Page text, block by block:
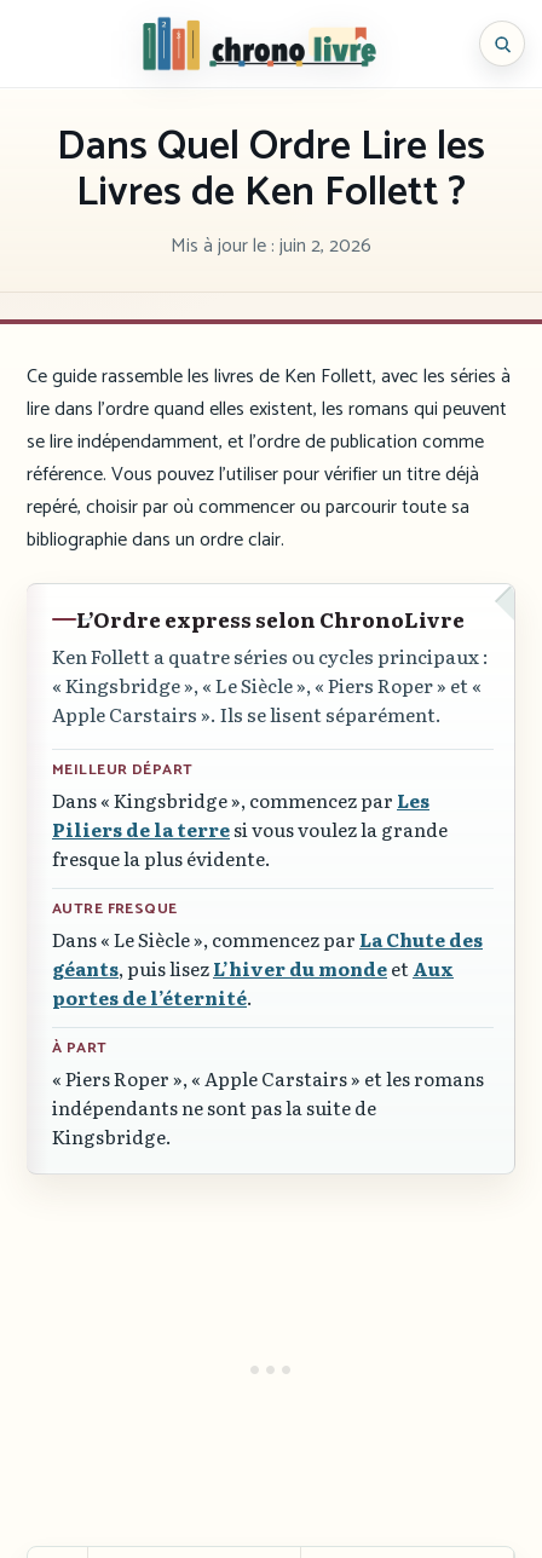
Chronolivre
Dans Quel Ordre Lire les
Livres de Ken Follett ?
Mis à jour le :juin 2, 2026
Ce guide rassemble les livres de Ken Follett, avec les séries à
lire dans l’ordre quand elles existent, les romans qui peuvent
se lire indépendamment, et l’ordre de publication comme
référence. Vous pouvez l’utiliser pour vérifier un titre déjà
repéré, choisir par où commencer ou parcourir toute sa
bibliographie dans un ordre clair.
L’Ordre express selon ChronoLivre
Ken Follett a quatre séries ou cycles principaux :
« Kingsbridge »,« Le Siècle »,« Piers Roper » et«
Apple Carstairs ». Ils se lisent séparément.
MEILLEUR DÉPART
Dans« Kingsbridge », commencez par Les
Piliers de la terresi vous voulez la grande
fresque la plus évidente.
AUTRE FRESQUE
Dans« Le Siècle », commencez par La Chute des
géants, puis lisezL’hiver du mondeetAux
portes de l’éternité.
À PART
« Piers Roper »,« Apple Carstairs » et les romans
indépendants ne sont pas la suite de
Kingsbridge.